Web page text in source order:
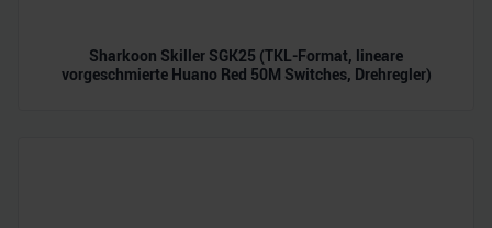
Sharkoon Skiller SGK25 (TKL-Format, lineare
vorgeschmierte Huano Red 50M Switches, Drehregler)